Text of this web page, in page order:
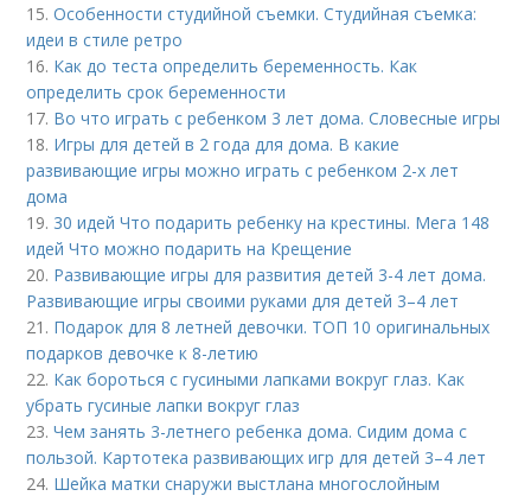
15.Особенности студийной съемки. Студийная съемка:
идеи в стиле ретро
16. Как до теста определить беременность. Как
определить срок беременности
17. Во что играть с ребенком 3 лет дома. Словесные игры
18. Игры для детей в 2 года для дома. В какие
развивающие игры можно играть с ребенком 2-х лет
дома
19. 30 идей Что подарить ребенку на крестины. Мега 148
идей Что можно подарить на Крещение
20. Развивающие игры для развития детей 3-4 лет дома.
Развивающие игры своими руками для детей 3–4 лет
21. Подарок для 8 летней девочки. ТОП 10 оригинальных
подарков девочке к 8-летию
22. Как бороться с гусиными лапками вокруг глаз. Как
убрать гусиные лапки вокруг глаз
23.Чем занять 3-летнего ребенка дома. Сидим дома с
пользой. Картотека развивающих игр для детей 3–4 лет
24. Шейка матки снаружи выстлана многослойным